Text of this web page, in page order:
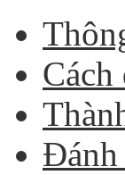
Cách
Đánh